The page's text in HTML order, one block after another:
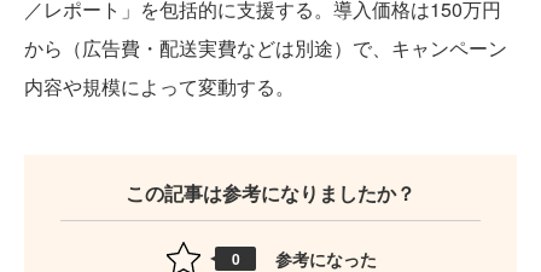
／レポート」を包括的に支援する。導入価格は150万円
から（広告費・配送実費などは別途）で、キャンペーン
内容や規模によって変動する。
この記事は参考になりましたか？
0 参考になった